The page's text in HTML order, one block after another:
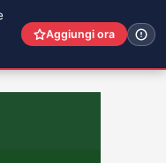
Aggiungi ora